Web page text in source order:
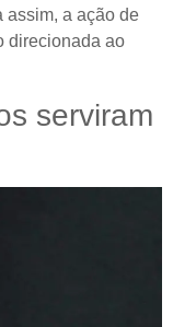
assim, a ação de
direcionada ao
serviram